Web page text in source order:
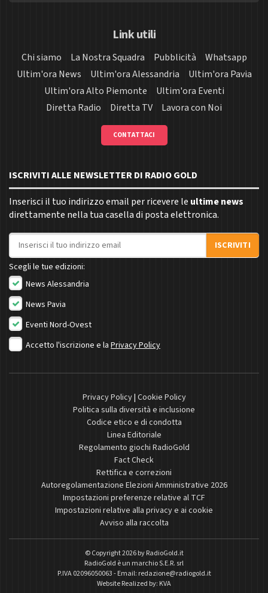
Link utili
Chi siamo La Nostra Squadra Pubblicità
Whatsapp
Ultim'ora News
Ultim'ora Alessandria
Ultim'ora Pavia
Ultim'ora Alto Piemonte
Ultim'ora Eventi
Diretta Radio
Diretta TV Lavora con Noi
CONTATTACI
ISCRIVITI ALLE NEWSLETTER DI RADIO GOLD
Inserisci il tuo indirizzo email per ricevere le ultime news
direttamente nella tua casella di posta elettronica.
Indirizzo email
ISCRIVITI
Scegli le tue edizioni:
News Alessandria
News Pavia
Eventi Nord-Ovest
Accetto l'iscrizione e la Privacy Policy
Privacy Policy| Cookie Policy
Politica sulla diversità e inclusione
Codice etico e di condotta
Linea Editoriale
Regolamento giochi RadioGold
Fact Check
Rettifica e correzioni
Autoregolamentazione Elezioni Amministrative 2026
Impostazioni preferenze relative al TCF
Impostazioni relative alla privacy e ai cookie
Avviso alla raccolta
© Copyright 2026 byRadioGold.it
RadioGold è un marchio S.E.R. srl
P.IVA 02096050063 - Email: redazione@radiogold.it
Website Realized by: KVA